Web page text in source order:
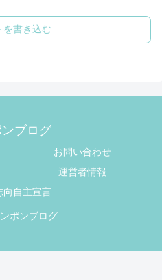
を書き込む
ブログ
お問い合わせ
運営者情報
向自主宣言
ポンブログ.